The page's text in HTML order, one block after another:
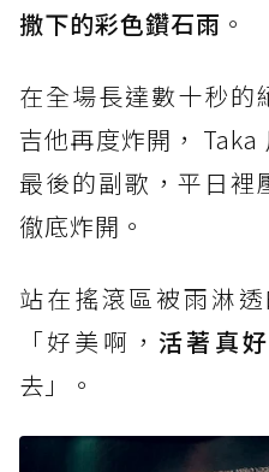
撒下的彩色鑽石雨 。
在全場長達數十秒的
吉他再度炸開，
最後的副歌，平日裡
徹底炸開。
站在搖滾區被雨淋
「好美啊， 活著真好
去」。